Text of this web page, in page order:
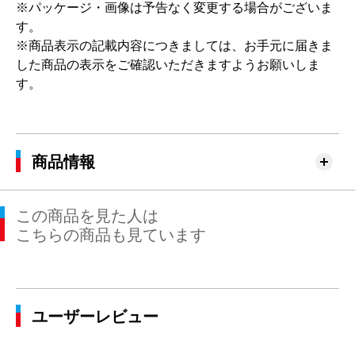
※パッケージ・画像は予告なく変更する場合がございま
す。
※商品表示の記載内容につきましては、お手元に届きま
した商品の表示をご確認いただきますようお願いしま
す。
商品情報
この商品を見た人は
こちらの商品も見ています
ユーザーレビュー